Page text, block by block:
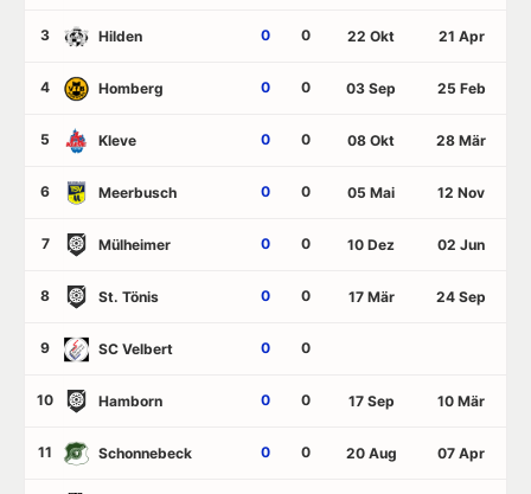
3 Hilden 0 0 22 Okt 21 Apr
4 Homberg 0 0 03 Sep 25 Feb
5 Kleve 0 0 08 Okt 28 Mär
6 Meerbusch 0 0 05 Mai 12 Nov
7 Mülheimer 0 0 10 Dez 02 Jun
8 St. Tönis 0 0 17 Mär 24 Sep
9 SC Velbert 0 0
10 Hamborn 0 0 17 Sep 10 Mär
11 Schonnebeck 0 0 20 Aug 07 Apr